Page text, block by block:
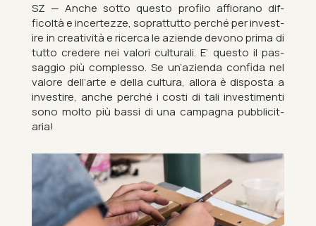
SZ — Anche sotto questo pro­filo af­fi­or­ano dif­
ficoltà e in­cer­tezze, soprat­tutto perché per in­ve­st­
ire in cre­atività e ricerca le aziende devono prima di
tutto cre­dere nei valori cul­tur­ali. E’ questo il pas­
sag­gio più complesso. Se un’azienda con­fida nel
valore dell’arte e della cul­tura, al­lora è dis­posta a
in­ve­st­ire, anche perché i costi di tali in­ves­t­i­menti
sono molto più bassi di una cam­pagna pub­bli­cit­
aria!